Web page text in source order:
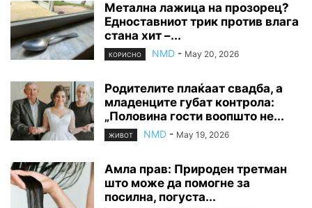
Метална лажица на прозорец?
Едноставниот трик против влага
стана хит –...
КОРИСНО NMD - May 20, 2026
Родителите плаќаат свадба, а
младенците губат контрола:
„Половина гости воопшто не...
ЖИВОТ NMD - May 19, 2026
Амла прав: Природен третман
што може да помогне за
посилна, погуста...